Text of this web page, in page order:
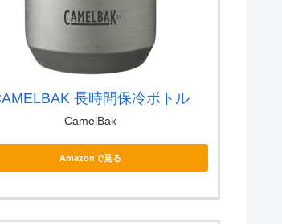
長時間保冷ボトル
CamelBak
Amazonで見る